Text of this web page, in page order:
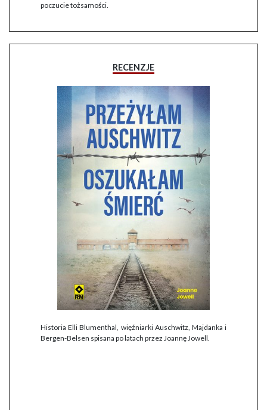
poczucie tożsamości.
RECENZJE
Historia Elli Blumenthal, więźniarki Auschwitz, Majdanka i
Bergen-Belsen spisana po latach przez Joannę Jowell.